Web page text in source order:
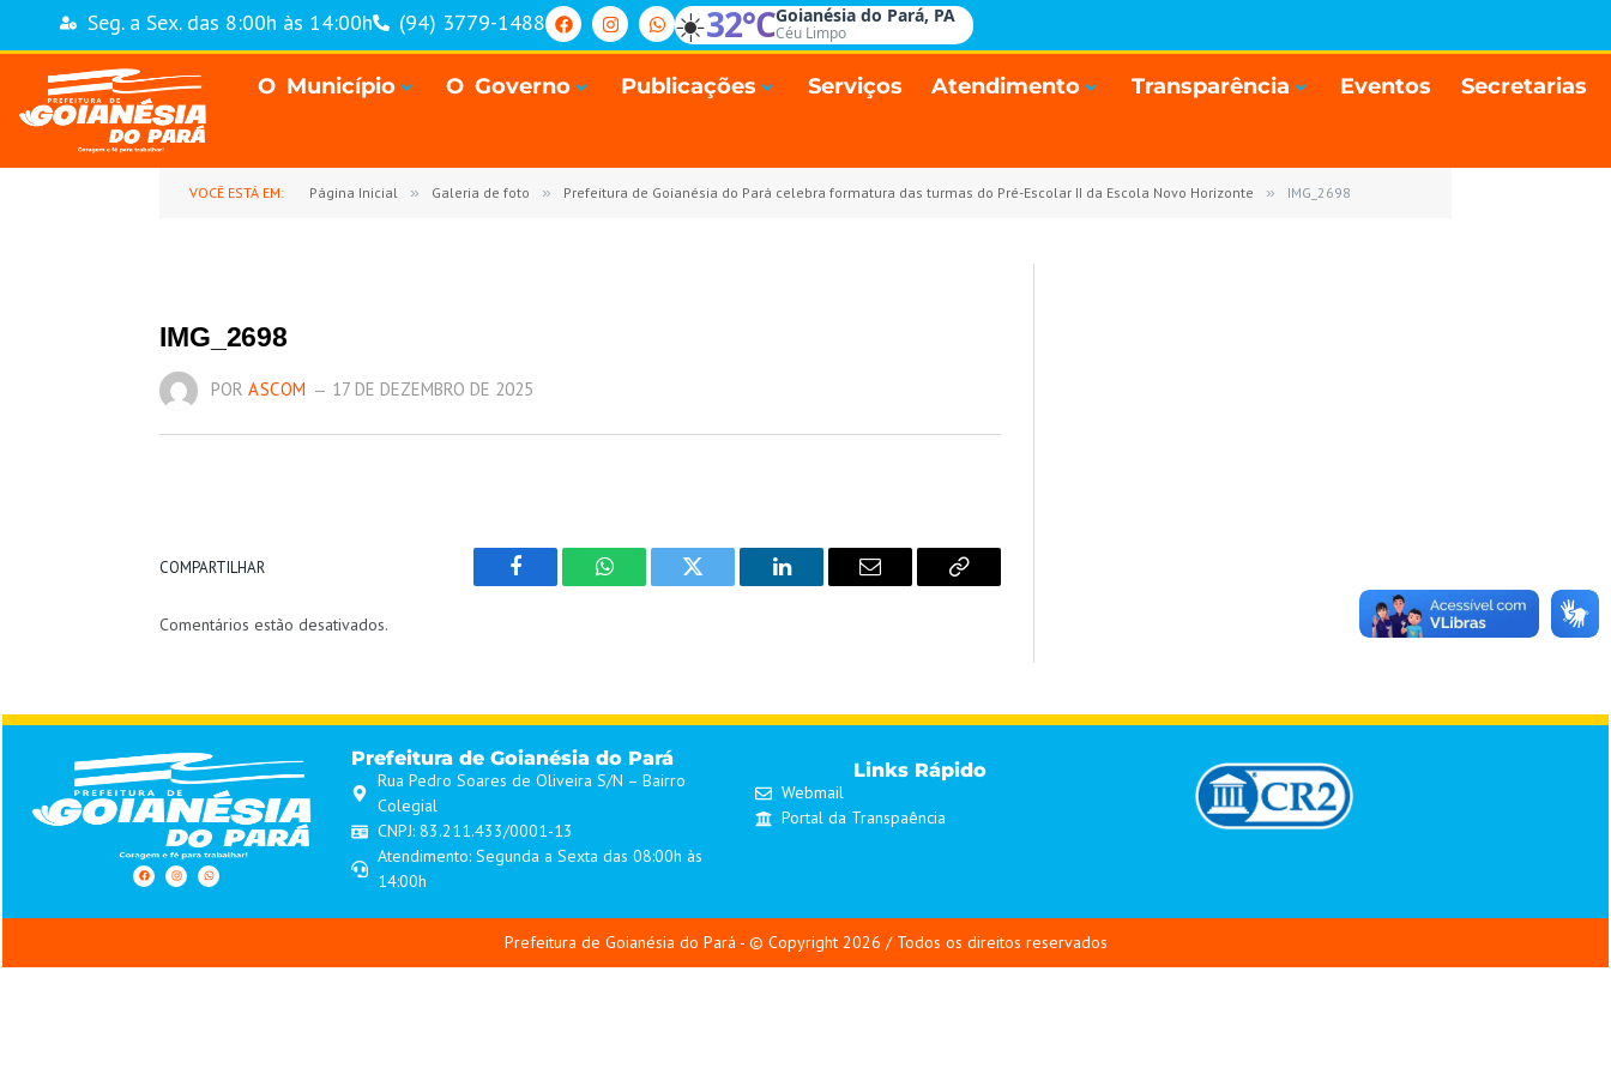
Seg. a Sex. das 8:00h às 14:00h (94) 3779-1488 ☀️32°CGoianésia do Pará, PA
Céu Limpo
O Município O Governo Publicações Serviços Atendimento Transparência Eventos Secretarias
VOCÊ ESTÁ EM: Página Inicial » Galeria de foto » Prefeitura de Goianésia do Pará celebra formatura das turmas do Pré-Escolar II da Escola Novo Horizonte » IMG_2698
IMG_2698
POR ASCOM 17 DE DEZEMBRO DE 2025
COMPARTILHAR
Facebook WhatsAppTwitter LinkedIn Email
Copy
Comentários estão desativados.
Prefeitura de Goianésia do Pará
Rua Pedro Soares de Oliveira S/N – Bairro
Colegial
CNPJ: 83.211.433/0001-13
Atendimento: Segunda a Sexta das 08:00h às
14:00h
Links Rápido
Webmail
Portal da Transpaência
Prefeitura de Goianésia do Pará - © Copyright 2026 / Todos os direitos reservados